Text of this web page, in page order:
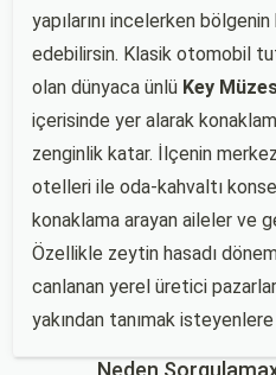
yapılarını incelerken
edebilirsin. Klasik otomobil
olan dünyaca ünlü Key
içerisinde yer alarak
zenginlik katar. İlçenin
otelleri ile oda-kahvaltı
konaklama arayan aileler ve
Özellikle zeytin hasadı
canlanan yerel üretici
yakından tanımak
Neden